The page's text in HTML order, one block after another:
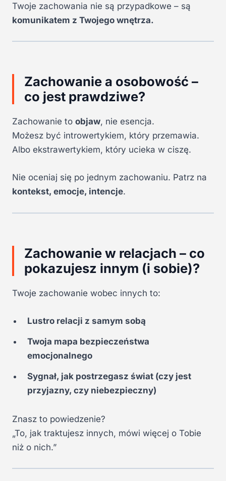
Twoje zachowania nie są przypadkowe – są
komunikatem z Twojego wnętrza.
Zachowanie a osobowość –
co jest prawdziwe?
Zachowanie to objaw, nie esencja.
Możesz być introwertykiem, który przemawia.
Albo ekstrawertykiem, który ucieka w ciszę.
Nie oceniaj się po jednym zachowaniu. Patrz na
kontekst, emocje, intencje.
Zachowanie w relacjach – co
pokazujesz innym (i sobie)?
Twoje zachowanie wobec innych to:
Lustro relacji z samym sobą
Twoja mapa bezpieczeństwa
emocjonalnego
Sygnał, jak postrzegasz świat (czy jest
przyjazny, czy niebezpieczny)
Znasz to powiedzenie?
„To, jak traktujesz innych, mówi więcej o Tobie
niż o nich.”